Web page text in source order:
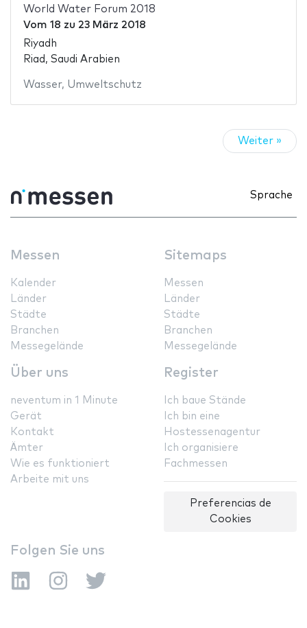
World Water Forum 2018
Vom 18 zu 23 März 2018
Riyadh
Riad, Saudi Arabien
Wasser, Umweltschutz
Weiter »
Sprache
Messen
Kalender
Länder
Städte
Branchen
Messegelände
Sitemaps
Messen
Länder
Städte
Branchen
Messegelände
Über uns
neventum in 1 Minute
Gerät
Kontakt
Ämter
Wie es funktioniert
Arbeite mit uns
Register
Ich baue Stände
Ich bin eine
Hostessenagentur
Ich organisiere
Fachmessen
Preferencias de
Cookies
Folgen Sie uns